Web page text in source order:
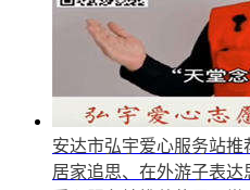
安达市弘宇爱心服务站推
居家追思、在外游子表